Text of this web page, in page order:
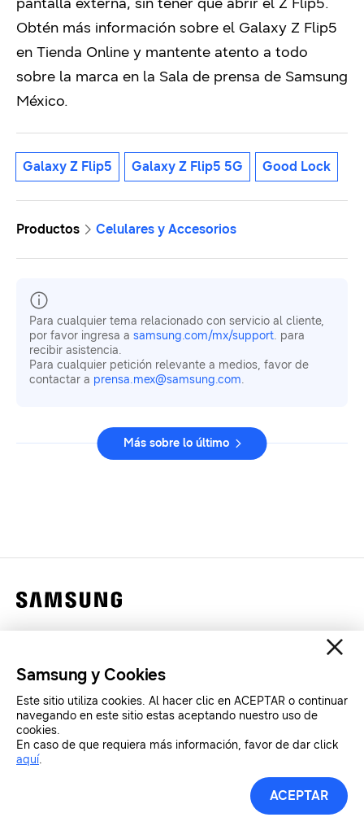
Obtén más información sobre el Galaxy Z Flip5
en Tienda Online y mantente atento a todo
sobre la marca en la Sala de prensa de Samsung
México.
Galaxy Z Flip5 Galaxy Z Flip5 5G Good Lock
Productos Celulares y Accesorios
Para cualquier tema relacionado con servicio al cliente,
por favor ingresa a samsung.com/mx/support. para
recibir asistencia.
Para cualquier petición relevante a medios, favor de
contactar a prensa.mex@samsung.com.
Más sobre lo último
Legales
SAMSUNG.COM
Copyright© SAMSUNG All Rights Reserved.
Samsung y Cookies
Este sitio utiliza cookies. Al hacer clic en ACEPTAR o continuar
navegando en este sitio estas aceptando nuestro uso de
cookies.
En caso de que requiera más información, favor de dar click
aquí.
ACEPTAR